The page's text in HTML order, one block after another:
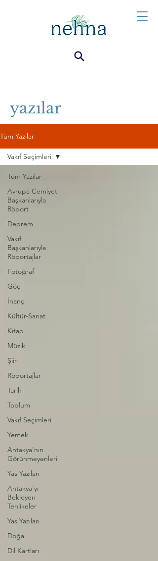
yazılar
Tüm Yazılar
Tüm Yazılar
Avrupa Cemiyet
Başkanlarıyla
Röport
Deprem
Vakıf
Başkanlarıyla
Röportajlar
Fotoğraf
Göç
İnanç
Kültür-Sanat
Kitap
Müzik
Şiir
Röportajlar
Tarih
Toplum
Vakıf Seçimleri
Yemek
Antakya'nın
Görünmeyenleri
Yas Yazıları
Antakya'yı
Bekleyen
Tehlikeler
Yas Yazıları
Doğa
Dil Kartları
Vakıf Seçimleri